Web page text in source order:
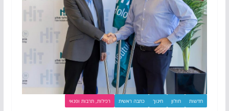
חדשות חולון חינוך כתבה ראשית רכילות, תרבות ופנאי